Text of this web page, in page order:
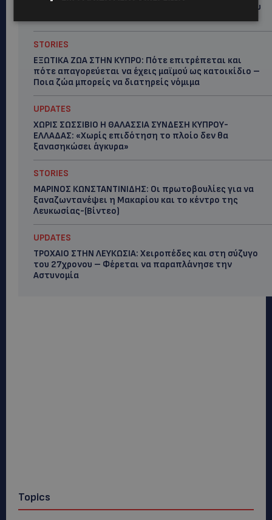
12χρονου Δημήτρη και η δωρεά των 12.500 ευρώ που
STORIES
ΕΞΩΤΙΚΑ ΖΩΑ ΣΤΗΝ ΚΥΠΡΟ: Πότε επιτρέπεται και
πότε απαγορεύεται να έχεις μαϊμού ως κατοικίδιο –
Ποια ζώα μπορείς να διατηρείς νόμιμα
UPDATES
ΧΩΡΙΣ ΣΩΣΣΙΒΙΟ Η ΘΑΛΑΣΣΙΑ ΣΥΝΔΕΣΗ ΚΥΠΡΟΥ-
ΕΛΛΑΔΑΣ: «Χωρίς επιδότηση το πλοίο δεν θα
ξανασηκώσει άγκυρα»
STORIES
ΜΑΡΙΝΟΣ ΚΩΝΣΤΑΝΤΙΝΙΔΗΣ: Οι πρωτοβουλίες για να
ξαναζωντανέψει η Μακαρίου και το κέντρο της
Λευκωσίας-(Βίντεο)
UPDATES
ΤΡΟΧΑΙΟ ΣΤΗΝ ΛΕΥΚΩΣΙΑ: Χειροπέδες και στη σύζυγο
του 27χρονου – Φέρεται να παραπλάνησε την
Αστυνομία
Topics